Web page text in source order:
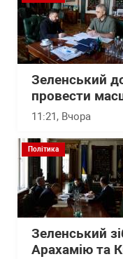
Зеленський
провести
11:21, Вчора
Політика
Зеленський
Арахамію та